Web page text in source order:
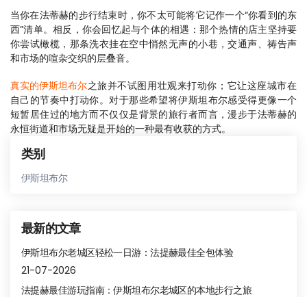
当你在法蒂赫的步行结束时，你不太可能将它记作一个“你看到的东
西”清单。相反，你会回忆起与个体的相遇：那个热情的店主坚持要
你尝试橄榄，那条洗衣挂在空中悄然无声的小巷，交通声、祷告声
和市场的喧杂交织的层叠音。
真实的伊斯坦布尔之旅并不试图用壮观来打动你；它让这座城市在
自己的节奏中打动你。对于那些希望将伊斯坦布尔感受得更像一个
短暂居住过的地方而不仅仅是背景的旅行者而言，漫步于法蒂赫的
永恒街道和市场无疑是开始的一种最有收获的方式。
类别
伊斯坦布尔
最新的文章
伊斯坦布尔老城区轻松一日游：法提赫最佳全包体验
21-07-2026
法提赫最佳游玩指南：伊斯坦布尔老城区的本地步行之旅